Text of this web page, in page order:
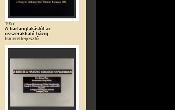
1957
A barlanglakástól az
összerakható házig
Ismeretterjesztő